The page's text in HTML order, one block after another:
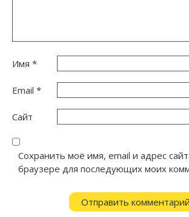
Имя *
Email *
Сайт
Сохранить моё имя, email и адрес
браузере для последующих моих